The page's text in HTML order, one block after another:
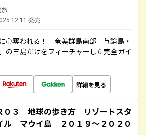
旅
発売
心奪われる！ 奄美群島南部「与論島・
の三島だけをフィーチャーした完全ガイ
詳細を見る
０３ 地球の歩き方 リゾートスタ
ル マウイ島 ２０１９～２０２０